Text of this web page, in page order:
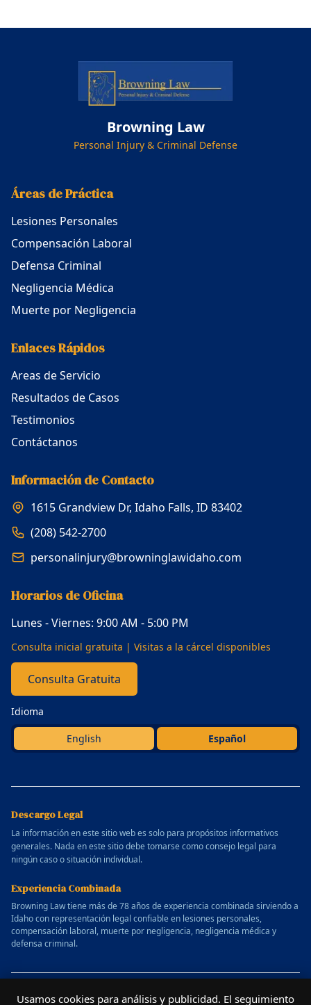
Browning Law
Personal Injury & Criminal Defense
Áreas de Práctica
Lesiones Personales
Compensación Laboral
Defensa Criminal
Negligencia Médica
Muerte por Negligencia
Enlaces Rápidos
Areas de Servicio
Resultados de Casos
Testimonios
Contáctanos
Información de Contacto
1615 Grandview Dr, Idaho Falls, ID 83402
(208) 542-2700
personalinjury@browninglawidaho.com
Horarios de Oficina
Lunes - Viernes: 9:00 AM - 5:00 PM
Consulta inicial gratuita | Visitas a la cárcel disponibles
Consulta Gratuita
Idioma
English Español
Descargo Legal
La información en este sitio web es solo para propósitos informativos
generales. Nada en este sitio debe tomarse como consejo legal para
ningún caso o situación individual.
Experiencia Combinada
Browning Law tiene más de 78 años de experiencia combinada sirviendo a
Idaho con representación legal confiable en lesiones personales,
compensación laboral, muerte por negligencia, negligencia médica y
defensa criminal.
© 2025 Bufete de Abogados Allen Browning. Todos los derechos
Usamos cookies para análisis y publicidad. El seguimiento